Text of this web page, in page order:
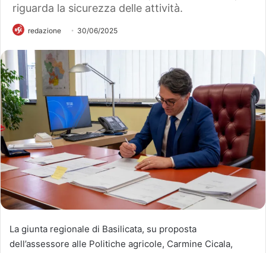
riguarda la sicurezza delle attività.
redazione 30/06/2025
La giunta regionale di Basilicata, su proposta
dell’assessore alle Politiche agricole, Carmine Cicala,